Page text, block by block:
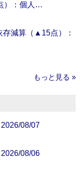
）：個人…
存減算（▲15点）：
もっと見る »
08/07
08/06